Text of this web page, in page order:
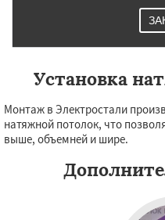
Установка
Монтаж в Электростали
натяжной потолок, что
выше, объемней и шире.